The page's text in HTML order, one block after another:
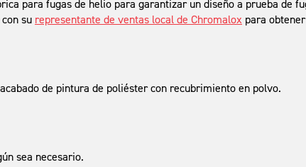
para fugas de helio para garantizar un diseño a prueba de
su representante de ventas local de Chromalox para
de pintura de poliéster con recubrimiento en polvo.
sea necesario.